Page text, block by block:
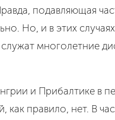
подавляющая
Но, и в этих
многолетние
и Прибалтике в
правило, нет. В